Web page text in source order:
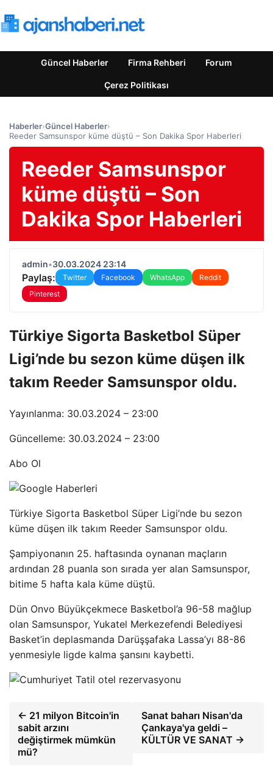
Güncel Haberler Firma Rehberi Forum
Çerez Politikası
Haberler›Güncel Haberler›
Reeder Samsunspor küme düştü – Son Dakika Spor Haberleri
Reeder Samsunspor
küme düştü – Son
Dakika Spor Haberleri
admin•30.03.2024 23:14
Paylaş: Twitter Facebook WhatsApp
Reddit
Pinterest
Türkiye Sigorta Basketbol Süper
Ligi’nde bu sezon küme düşen ilk
takım Reeder Samsunspor oldu.
Yayınlanma: 30.03.2024 – 23:00
Güncelleme: 30.03.2024 – 23:00
Abo Ol
Türkiye Sigorta Basketbol Süper Ligi’nde bu sezon
küme düşen ilk takım Reeder Samsunspor oldu.
Şampiyonanın 25. haftasında oynanan maçların
ardından 28 puanla son sırada yer alan Samsunspor,
bitime 5 hafta kala küme düştü.
Dün Onvo Büyükçekmece Basketbol’a 96-58 mağlup
olan Samsunspor, Yukatel Merkezefendi Belediyesi
Basket’in deplasmanda Darüşşafaka Lassa’yı 88-86
yenmesiyle ligde kalma şansını kaybetti.
← 21 milyon Bitcoin'in
sabit arzını
değiştirmek mümkün
mü?
Sanat baharı Nisan'da
Çankaya'ya geldi –
KÜLTÜR VE SANAT →